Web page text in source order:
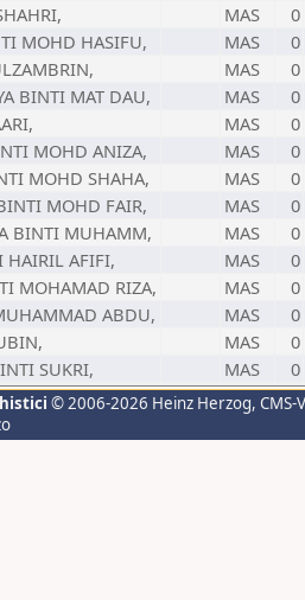
MAS
0
MOHD HASIFU, MAS
0
MAS
0
BINTI MAT DAU, MAS
0
MAS
0
MOHD ANIZA, MAS
0
MOHD SHAHA, MAS
0
MOHD FAIR, MAS
0
BINTI MUHAMM, MAS
0
HAIRIL AFIFI, MAS
0
MOHAMAD RIZA, MAS
0
ABDU, MAS
0
MAS
0
SUKRI, MAS 0
© 2006-2026 Heinz Herzog,